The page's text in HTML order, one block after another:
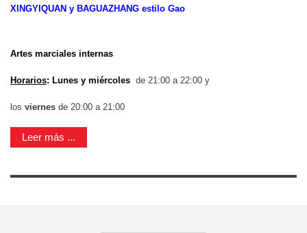
XINGYIQUAN y BAGUAZHANG estilo Gao
Artes marciales internas
Horarios: Lunes y miércoles de 21:00 a 22:00 y
los viernes de 20:00 a 21:00
Leer más ...